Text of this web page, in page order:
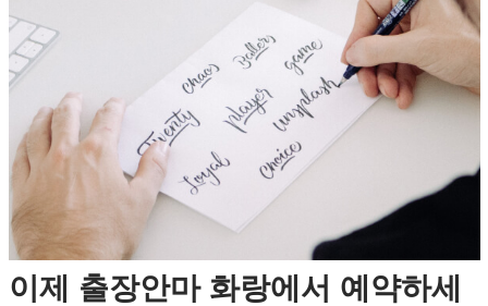
이제 출장안마 화랑에서 예약하세